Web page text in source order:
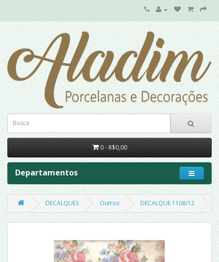
0 - R$0,00
Departamentos
DECALQUES Outros DECALQUE 1108/12